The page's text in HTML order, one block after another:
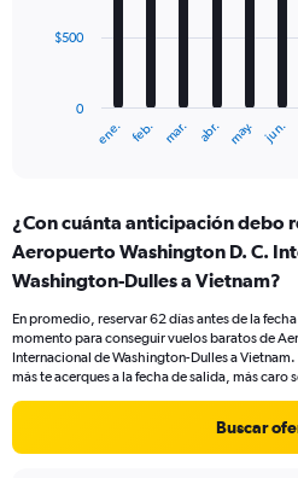
The
Range:
12
categories.
chart
has
1
values.
ene. feb. mar. abr. may. jun.
0
$500
¿Con cuánta anticipación debo
Aeropuerto Washington D. C.
Washington-Dulles a Vietnam?
En promedio, reservar 62 días antes de la
momento para conseguir vuelos baratos de
Internacional de Washington-Dulles a
más te acerques a la fecha de salida, más caro
Buscar